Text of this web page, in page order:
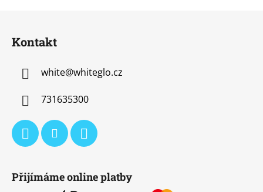
Kontakt
white@whiteglo.cz
731635300
Přijímáme online platby